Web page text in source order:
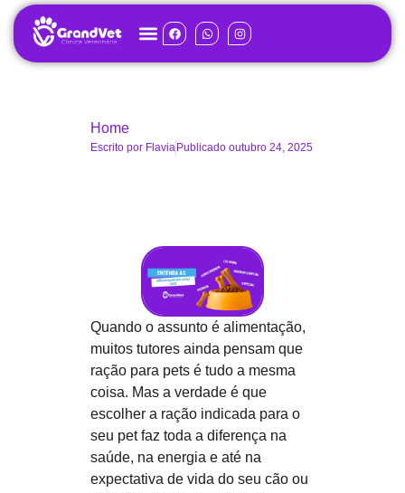
Home
Escrito por Flavia Publicado outubro 24, 2025
Quando o assunto é alimentação,
muitos tutores ainda pensam que
ração para pets é tudo a mesma
coisa. Mas a verdade é que
escolher a ração indicada para o
seu petfaz toda a diferença na
saúde, na energia e até na
expectativa de vida do seu cão ou